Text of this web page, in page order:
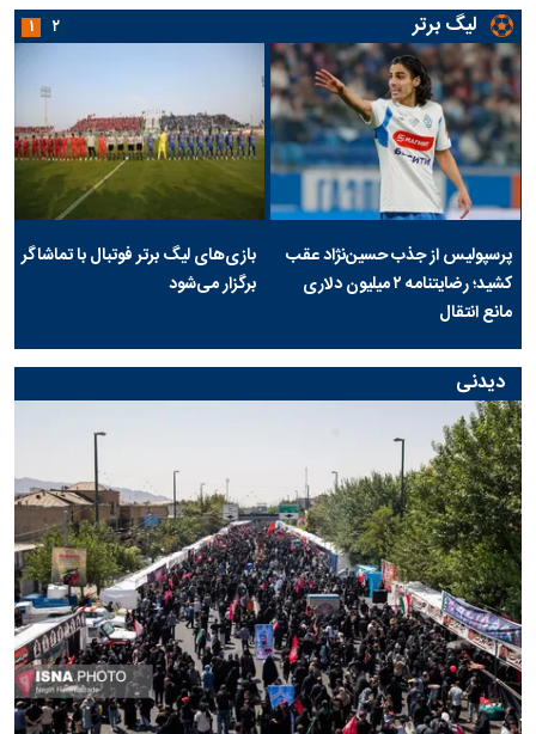
لیگ برتر
پرسپولیس از جذب حسین‌نژاد عقب
کشید؛ رضایتنامه ۲ میلیون دلاری
مانع انتقال
بازی‌های لیگ برتر فوتبال با تماشاگر
برگزار می‌شود
۱ ۲
دیدنی